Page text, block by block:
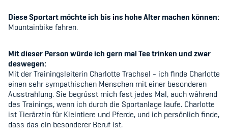
Krankenversicherung
Spitzensport & Studium
Organisation
Diese Sportart möchte ich bis ins hohe Alter machen können:
Mountainbike fahren.
Mit dieser Person würde ich gern mal Tee trinken und zwar
deswegen:
Mit der Trainingsleiterin Charlotte Trachsel - ich finde Charlotte
einen sehr sympathischen Menschen mit einer besonderen
Ausstrahlung. Sie begrüsst mich fast jedes Mal, auch während
des Trainings, wenn ich durch die Sportanlage laufe. Charlotte
ist Tierärztin für Kleintiere und Pferde, und ich persönlich finde,
dass das ein besonderer Beruf ist.